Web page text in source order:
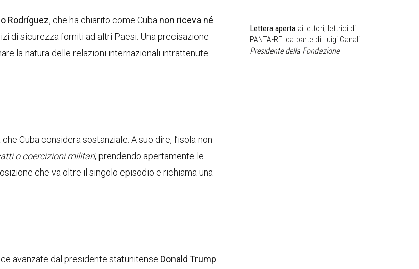
Rodríguez, che ha chiarito come Cuba non riceva né
di sicurezza forniti ad altri Paesi. Una precisazione
la natura delle relazioni internazionali intrattenute
Cuba considera sostanziale. A suo dire, l’isola non
o coercizioni militari, prendendo apertamente le
che va oltre il singolo episodio e richiama una
avanzate dal presidente statunitense Donald Trump
Lettera apertaai lettori, lettrici di
PANTA-REI da parte di Luigi Canali
Presidente della Fondazione